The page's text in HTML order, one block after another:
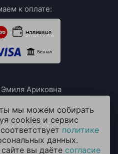
к оплате:
Ариковна
мы можем собирать
cookies и сервис
политике
данных.
вы даёте согласие